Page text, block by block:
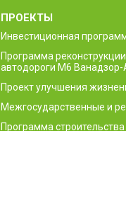
ПРОЕКТЫ
Инвестиционная
Программа
автодороги М6
Проект улучшения
Межгосударственные и
Программа